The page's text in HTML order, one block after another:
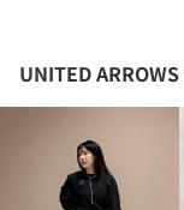
UNITED ARROWS